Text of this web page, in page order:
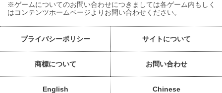
※ゲームについてのお問い合わせにつきましては各ゲーム内もしく
はコンテンツホームページよりお問い合わせください。
プライバシーポリシー サイトについて
商標について お問い合わせ
English Chinese